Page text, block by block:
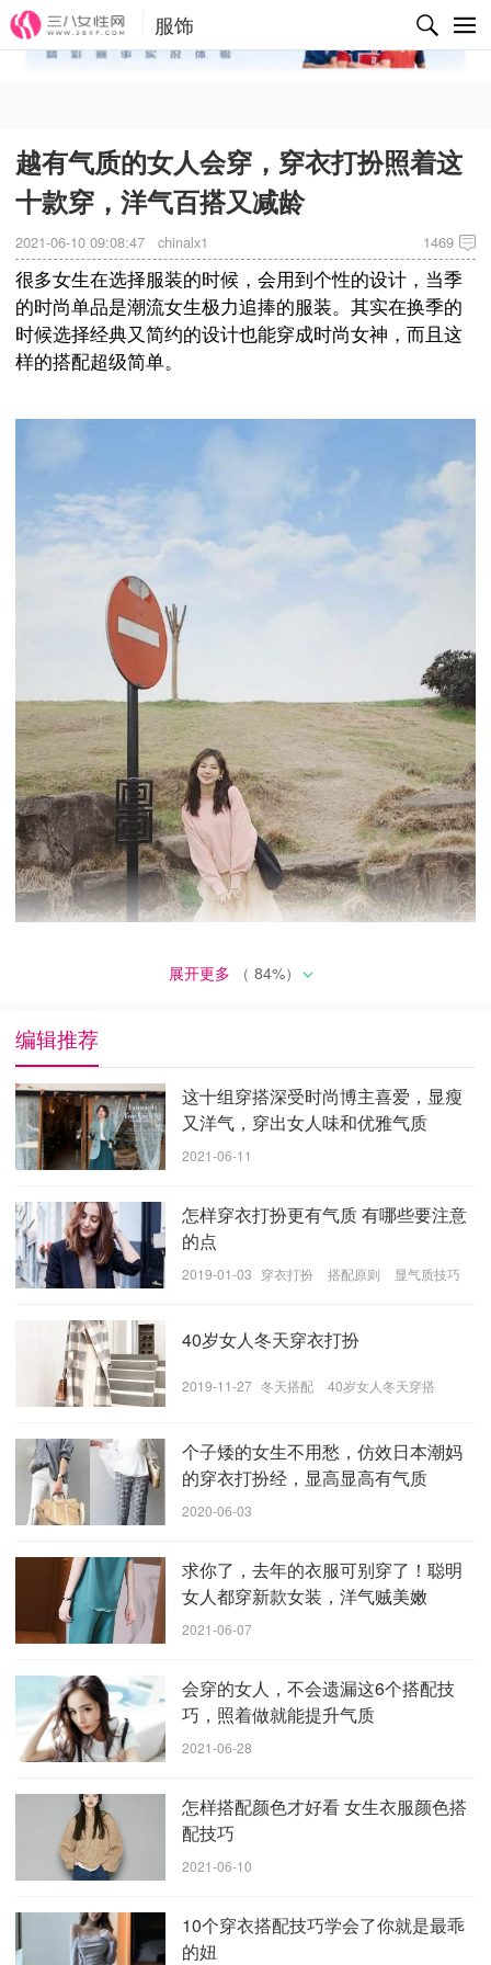
✕
服饰
越有气质的女人会穿，穿衣打扮照着这
十款穿，洋气百搭又减龄
2021-06-10 09:08:47 chinalx1 1469
很多女生在选择服装的时候，会用到个性的设计，当季
的时尚单品是潮流女生极力追捧的服装。其实在换季的
时候选择经典又简约的设计也能穿成时尚女神，而且这
样的搭配超级简单。
薄款卫衣加
她选择的这款衣服是显甜又显气质的类型。上身的这款粉色小卫
衣普通但却很大气，这样的衣服经常会被女生当作内搭，当外穿
的时候下身可以选择吸睛的半身裙，如果用了H版型的裙子则体
现出一种简约和气质。她搭配了淡黄色的多层网纱裙，增加了衣
服的层次效果，而且这样的衣服也是显甜又减龄的经典样式。
居家或者没有正式场合的时候，不妨选择很休闲的设计，这
些宽松的服装穿在女生身上，慵懒又不失时尚。她的这款小上衣
用了白色为底色前面加入卡通图案的点缀，这种简约的设计，会
带有很多口袋的裤子，增加休闲和潮流气质，而她选择的这款小
碎花裙子就像是甜美的波点点缀在黑色的服装上，既保留了少女
展开更多 （ 84%）
编辑推荐
这十组穿搭深受时尚博主喜爱，显瘦
又洋气，穿出女人味和优雅气质
2021-06-11
怎样穿衣打扮更有气质 有哪些要注意
的点
2019-01-03 穿衣打扮 搭配原则 显气质技巧
40岁女人冬天穿衣打扮
2019-11-27 冬天搭配 40岁女人冬天穿搭
个子矮的女生不用愁，仿效日本潮妈
的穿衣打扮经，显高显高有气质
2020-06-03
求你了，去年的衣服可别穿了！聪明
女人都穿新款女装，洋气贼美嫩
2021-06-07
会穿的女人，不会遗漏这6个搭配技
巧，照着做就能提升气质
2021-06-28
怎样搭配颜色才好看 女生衣服颜色搭
配技巧
2021-06-10
10个穿衣搭配技巧学会了你就是最乖
的妞